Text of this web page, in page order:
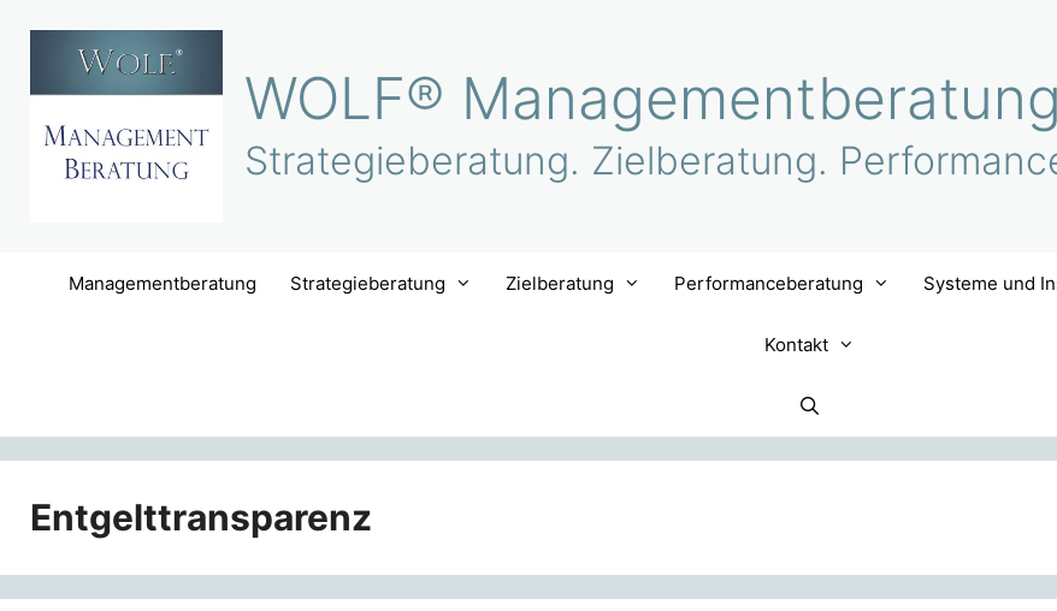
springen
WOLF®
Strategieberatung. Zielberatung.
Managementberatung Strategieberatung Zielberatung Performanceberatung Systeme und
Kontakt
Entgelttransparenz